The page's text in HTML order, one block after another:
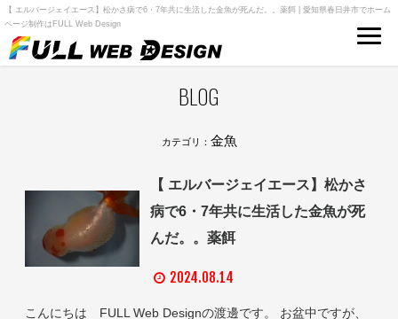
【 エルバージェイエース】松かさ病で6・7年共に生活した金魚が死んだ。。薬餌 | 愛知県春日井市でホーム
ページ制作はFULL Web Design
BLOG
カテゴリ： 金魚
【 エルバージェイエース】松かさ
病で6・7年共に生活した金魚が死
んだ。。薬餌
2024.08.14
こんにちは FULL Web Designの渡邊です。 お盆中ですが、